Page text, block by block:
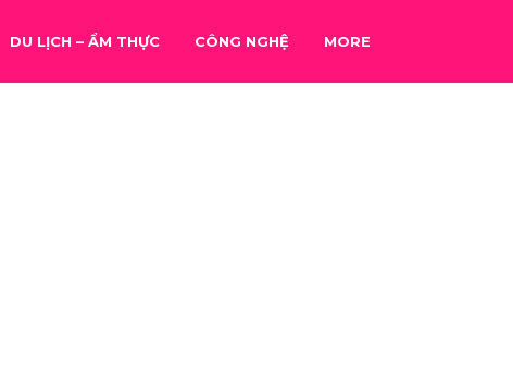
DU LỊCH – ẨM THỰC CÔNG NGHỆ MORE